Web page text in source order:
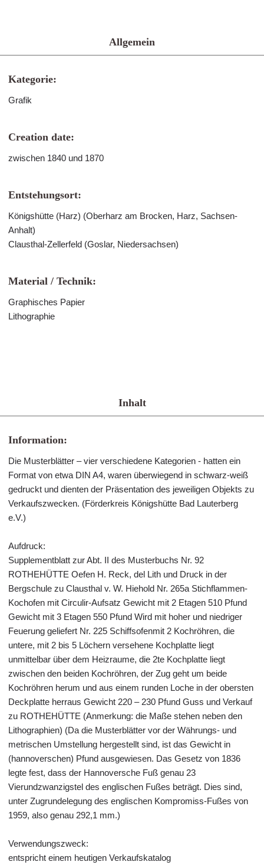
Allgemein
Kategorie:
Grafik
Creation date:
zwischen 1840 und 1870
Entstehungsort:
Königshütte (Harz) (Oberharz am Brocken, Harz, Sachsen-
Anhalt)
Clausthal-Zellerfeld (Goslar, Niedersachsen)
Material / Technik:
Graphisches Papier
Lithographie
Inhalt
Information:
Die Musterblätter – vier verschiedene Kategorien - hatten ein
Format von etwa DIN A4, waren überwiegend in schwarz-weiß
gedruckt und dienten der Präsentation des jeweiligen Objekts zu
Verkaufszwecken. (Förderkreis Königshütte Bad Lauterberg
e.V.)
Aufdruck:
Supplementblatt zur Abt. II des Musterbuchs Nr. 92
ROTHEHÜTTE Oefen H. Reck, del Lith und Druck in der
Bergschule zu Clausthal v. W. Hiehold Nr. 265a Stichflammen-
Kochofen mit Circulir-Aufsatz Gewicht mit 2 Etagen 510 Pfund
Gewicht mit 3 Etagen 550 Pfund Wird mit hoher und niedriger
Feuerung geliefert Nr. 225 Schiffsofenmit 2 Kochröhren, die
untere, mit 2 bis 5 Löchern versehene Kochplatte liegt
unmittelbar über dem Heizraume, die 2te Kochplatte liegt
zwischen den beiden Kochröhren, der Zug geht um beide
Kochröhren herum und aus einem runden Loche in der obersten
Deckplatte herraus Gewicht 220 – 230 Pfund Guss und Verkauf
zu ROTHEHÜTTE (Anmerkung: die Maße stehen neben den
Lithographien) (Da die Musterblätter vor der Währungs- und
metrischen Umstellung hergestellt sind, ist das Gewicht in
(hannoverschen) Pfund ausgewiesen. Das Gesetz von 1836
legte fest, dass der Hannoversche Fuß genau 23
Vierundzwanzigstel des englischen Fußes beträgt. Dies sind,
unter Zugrundelegung des englischen Kompromiss-Fußes von
1959, also genau 292,1 mm.)
Verwendungszweck:
entspricht einem heutigen Verkaufskatalog